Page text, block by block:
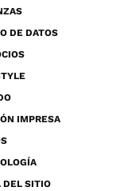
DE DATOS
IMPRESA
DEL SITIO